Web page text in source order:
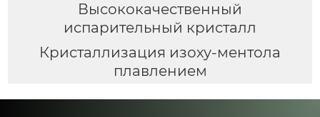
Высококачественный
испарительный кристалл
Кристаллизация изоху-ментола
плавлением